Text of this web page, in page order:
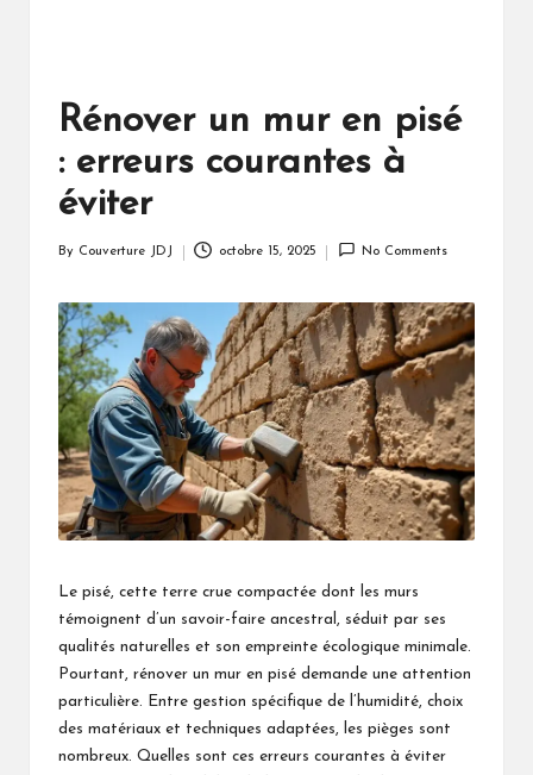
Rénover un mur en pisé
: erreurs courantes à
éviter
By Couverture JDJ octobre 15, 2025 No Comments
Le pisé, cette terre crue compactée dont les murs
témoignent d’un savoir-faire ancestral, séduit par ses
qualités naturelles et son empreinte écologique minimale.
Pourtant, rénover un mur en pisé demande une attention
particulière. Entre gestion spécifique de l’humidité, choix
des matériaux et techniques adaptées, les pièges sont
nombreux. Quelles sont ces erreurs courantes à éviter